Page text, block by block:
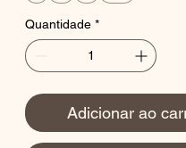
Quantidade *
Adicionar ao